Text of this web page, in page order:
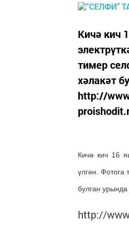
Кичә кич
тимер
хәлакәт
http://
Кичә кич 16
үлгән. Фотога
булган
http://